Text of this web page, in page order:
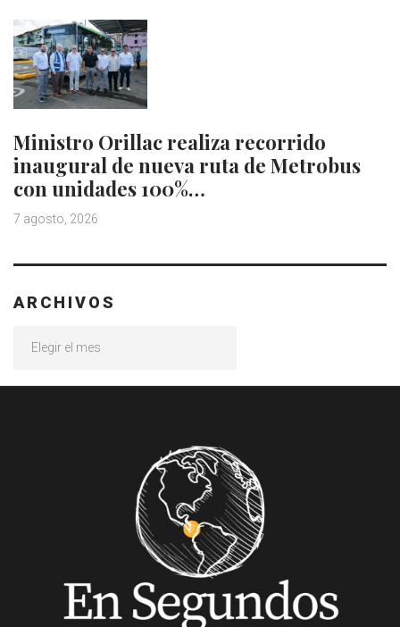
Ministro Orillac realiza recorrido
inaugural de nueva ruta de Metrobus
con unidades 100%…
7 agosto, 2026
ARCHIVOS